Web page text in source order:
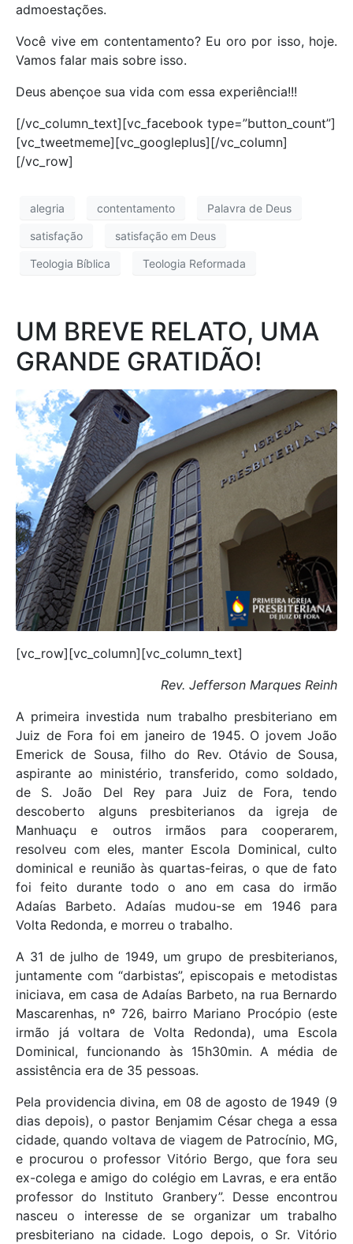
admoestações.
Você vive em contentamento? Eu oro por isso, hoje.
Vamos falar mais sobre isso.
Deus abençoe sua vida com essa experiência!!!
[/vc_column_text][vc_facebook type=”button_count”]
[vc_tweetmeme][vc_googleplus][/vc_column]
[/vc_row]
alegria contentamento Palavra de Deus
satisfação satisfação em Deus
Teologia Bíblica Teologia Reformada
UM BREVE RELATO, UMA
GRANDE GRATIDÃO!
[vc_row][vc_column][vc_column_text]
Rev. Jefferson Marques Reinh
A primeira investida num trabalho presbiteriano em
Juiz de Fora foi em janeiro de 1945. O jovem João
Emerick de Sousa, filho do Rev. Otávio de Sousa,
aspirante ao ministério, transferido, como soldado,
de S. João Del Rey para Juiz de Fora, tendo
descoberto alguns presbiterianos da igreja de
Manhuaçu e outros irmãos para cooperarem,
resolveu com eles, manter Escola Dominical, culto
dominical e reunião às quartas-feiras, o que de fato
foi feito durante todo o ano em casa do irmão
Adaías Barbeto. Adaías mudou-se em 1946 para
Volta Redonda, e morreu o trabalho.
A 31 de julho de 1949, um grupo de presbiterianos,
juntamente com “darbistas”, episcopais e metodistas
iniciava, em casa de Adaías Barbeto, na rua Bernardo
Mascarenhas, nº 726, bairro Mariano Procópio (este
irmão já voltara de Volta Redonda), uma Escola
Dominical, funcionando às 15h30min. A média de
assistência era de 35 pessoas.
Pela providencia divina, em 08 de agosto de 1949 (9
dias depois), o pastor Benjamim César chega a essa
cidade, quando voltava de viagem de Patrocínio, MG,
e procurou o professor Vitório Bergo, que fora seu
ex-colega e amigo do colégio em Lavras, e era então
professor do Instituto Granbery”. Desse encontrou
nasceu o interesse de se organizar um trabalho
presbiteriano na cidade. Logo depois, o Sr. Vitório